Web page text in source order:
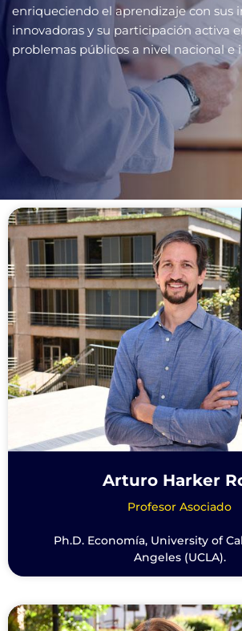
enriqueciendo el aprendizaje con sus
innovadoras y su participación activa
problemas públicos a nivel nacional e
Arturo Harker
Profesor Asociado
Ph.D. Economía, University of
Angeles (UCLA).